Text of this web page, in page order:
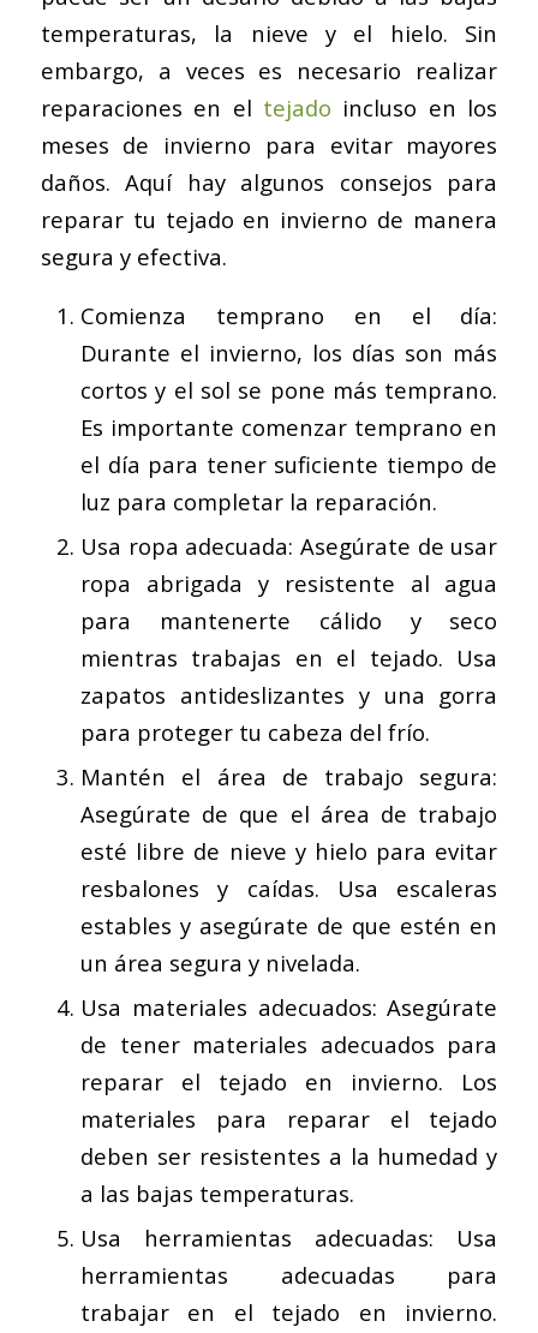
temperaturas, la nieve y el hielo. Sin
embargo, a veces es necesario realizar
reparaciones en el tejado incluso en los
meses de invierno para evitar mayores
daños. Aquí hay algunos consejos para
reparar tu tejado en invierno de manera
segura y efectiva.
Comienza temprano en el día:
Durante el invierno, los días son más
cortos y el sol se pone más temprano.
Es importante comenzar temprano en
el día para tener suficiente tiempo de
luz para completar la reparación.
Usa ropa adecuada: Asegúrate de usar
ropa abrigada y resistente al agua
para mantenerte cálido y seco
mientras trabajas en el tejado. Usa
zapatos antideslizantes y una gorra
para proteger tu cabeza del frío.
Mantén el área de trabajo segura:
Asegúrate de que el área de trabajo
esté libre de nieve y hielo para evitar
resbalones y caídas. Usa escaleras
estables y asegúrate de que estén en
un área segura y nivelada.
Usa materiales adecuados: Asegúrate
de tener materiales adecuados para
reparar el tejado en invierno. Los
materiales para reparar el tejado
deben ser resistentes a la humedad y
a las bajas temperaturas.
Usa herramientas adecuadas: Usa
herramientas adecuadas para
trabajar en el tejado en invierno.